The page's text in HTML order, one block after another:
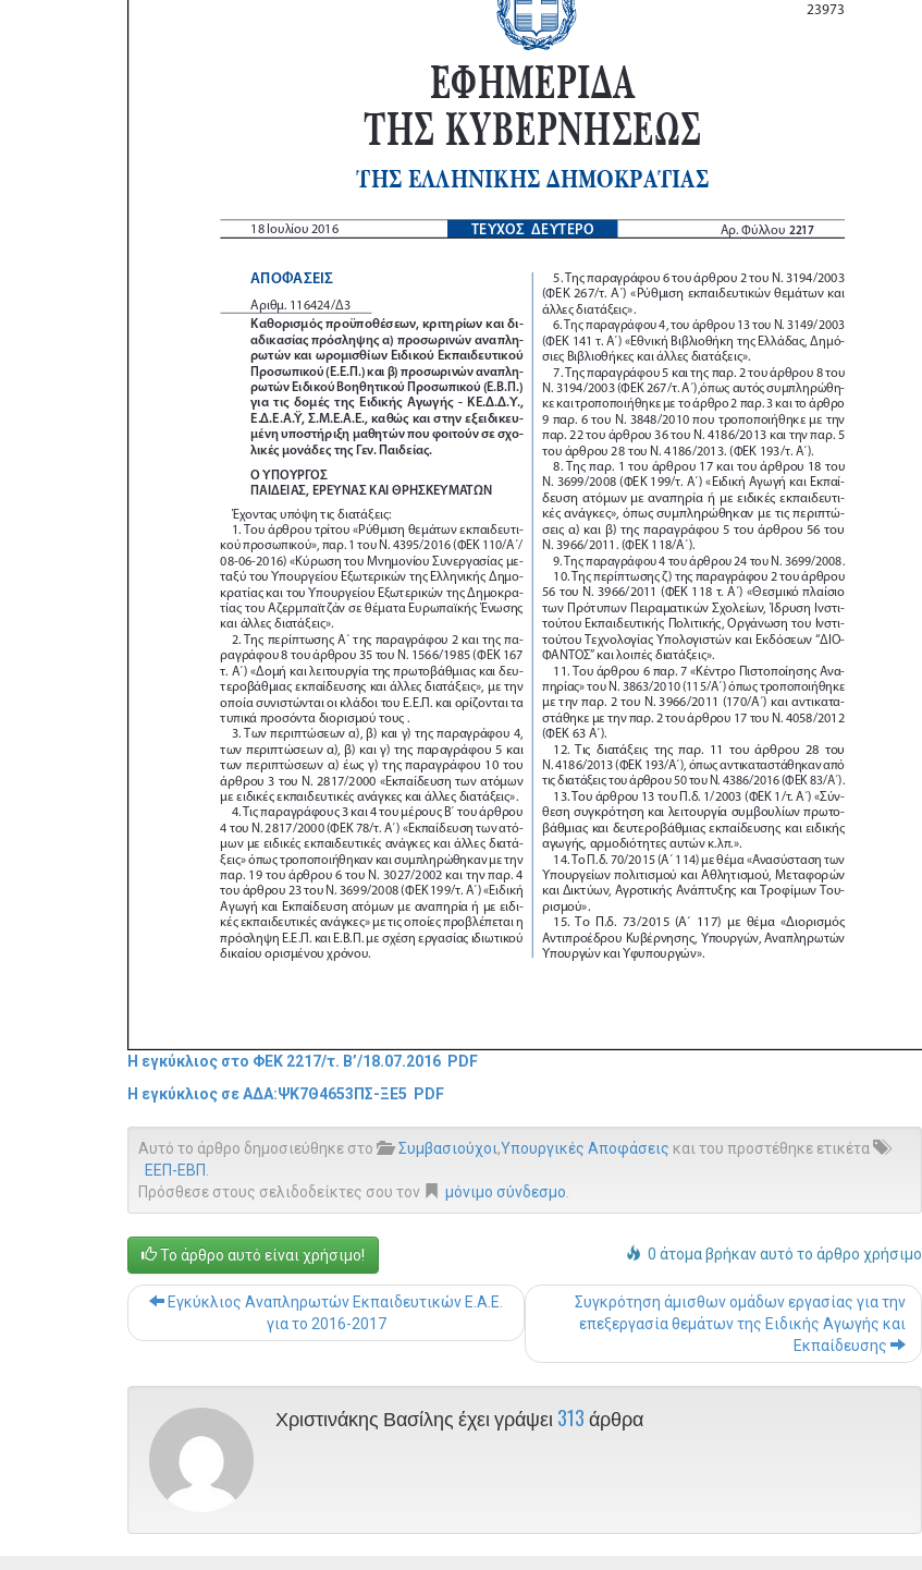
Η εγκύκλιος στο ΦΕΚ 2217/τ. B’/18.07.2016 PDF
Η εγκύκλιος σε ΑΔΑ:ΨΚ7Θ4653ΠΣ-ΞΕ5 PDF
Αυτό το άρθρο δημοσιεύθηκε στο Συμβασιούχοι,Υπουργικές Αποφάσεις και του προστέθηκε ετικέτα
ΕΕΠ-ΕΒΠ
Πρόσθεσε στους σελιδοδείκτες σου τον
μόνιμο σύνδεσμο
0 άτομα βρήκαν αυτό το άρθρο χρήσιμο
Το άρθρο αυτό είναι χρήσιμο!
Post navigation
Εγκύκλιος Αναπληρωτών Εκπαιδευτικών Ε.Α.Ε.
για το 2016-2017
Συγκρότηση άμισθων ομάδων εργασίας για την
επεξεργασία θεμάτων της Ειδικής Αγωγής και
Εκπαίδευσης
Χριστινάκης Βασίλης έχει γράψει 313άρθρα